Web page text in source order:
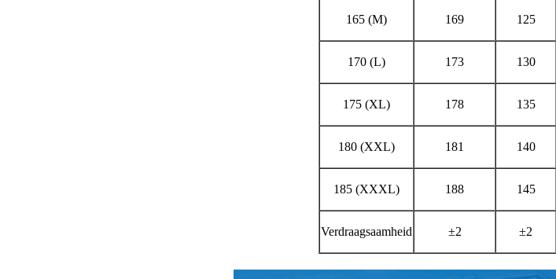
165 (M) 169 125
170 (L) 173 130
175 (XL) 178 135
180 (XXL) 181 140
185 (XXXL) 188 145
Verdraagsaamheid ±2 ±2